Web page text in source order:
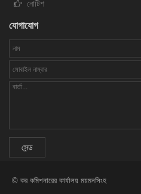
নোটিশ
যোগাযোগ
© কর কমিশনারের কার্যালয় ময়মনসিংহ